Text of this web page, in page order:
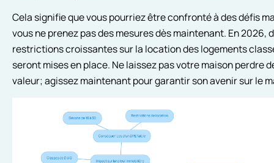
Cela signifie que vous pourriez être confronté à des défis
vous ne prenez pas des mesures dès maintenant. En 2026,
restrictions croissantes sur la location des logements
seront mises en place. Ne laissez pas votre maison perdre
valeur; agissez maintenant pour garantir son avenir sur le